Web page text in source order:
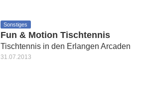
Sonstiges
Fun & Motion Tischtennis
Tischtennis in den Erlangen Arcaden
31.07.2013